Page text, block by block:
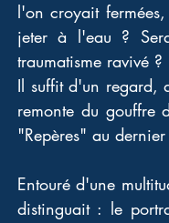
l'on croyait
jeter à l'eau ?
traumatisme ravivé ?
Il suffit d'un regard,
remonte du gouffre
"Repères" au
Entouré d'une
distinguait : le